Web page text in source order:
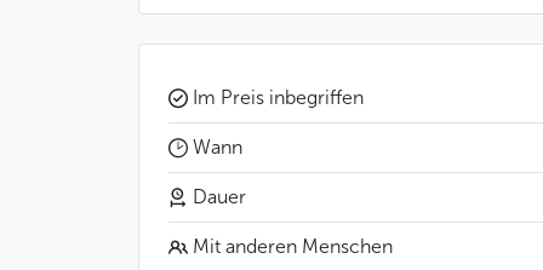
Abends satt sehen können.
Wie es der Name Jazzboat andeutet,
seinen Facetten: traditioneller Jazz,
Ethnojazz oder einfach Swing und Blues.
Interpretationen der besten
Besucher Prags schätzen das Jazzboat
Im Preis inbegriffen
Wann
Dauer
Mit anderen Menschen